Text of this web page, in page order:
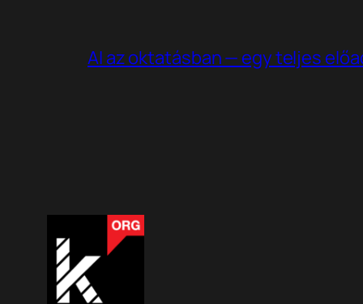
AI az oktatásban — egy teljes